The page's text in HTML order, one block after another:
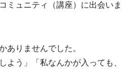
ミュニティ（講座）に出会いま
ありませんでした。
よう」「私なんかが入っても、